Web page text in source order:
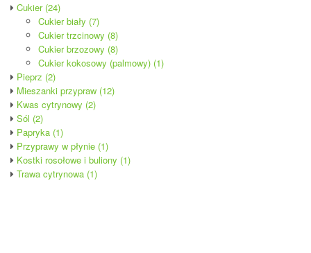
Cukier (24)
Cukier biały (7)
Cukier trzcinowy (8)
Cukier brzozowy (8)
Cukier kokosowy (palmowy) (1)
Pieprz (2)
Mieszanki przypraw (12)
Kwas cytrynowy (2)
Sól (2)
Papryka (1)
Przyprawy w płynie (1)
Kostki rosołowe i buliony (1)
Trawa cytrynowa (1)